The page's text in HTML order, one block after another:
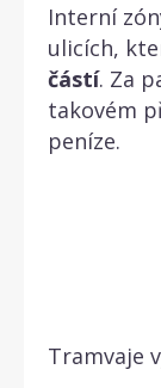
Interní
ulicích,
částí. Za
takovém
peníze.
Tramvaje